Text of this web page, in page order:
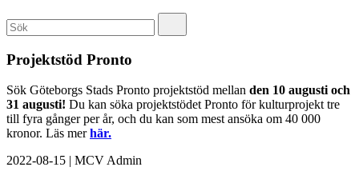
Projektstöd Pronto
Sök Göteborgs Stads Pronto projektstöd mellan den 10 augusti och
31 augusti! Du kan söka projektstödet Pronto för kulturprojekt tre
till fyra gånger per år, och du kan som mest ansöka om 40 000
kronor. Läs merhär.
2022-08-15 | MCV Admin